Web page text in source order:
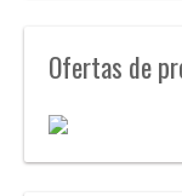
Ofertas de